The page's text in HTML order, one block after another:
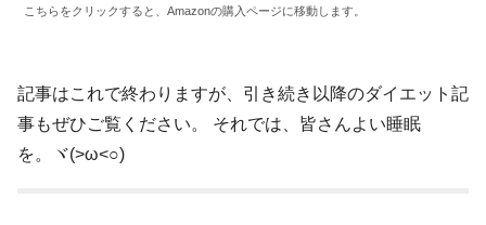
こちらをクリックすると、Amazonの購入ページに移動します。
記事はこれで終わりますが、引き続き以降のダイエット記
事もぜひご覧ください。 それでは、皆さんよい睡眠
を。ヾ(>ω<○)